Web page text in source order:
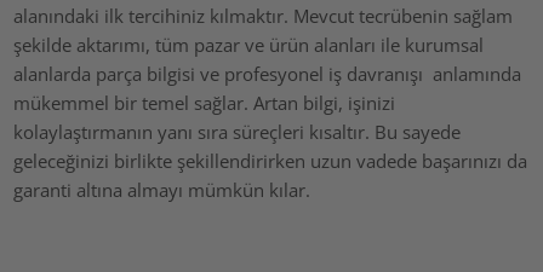
alanındaki ilk tercihiniz kılmaktır. Mevcut tecrübenin sağlam
şekilde aktarımı, tüm pazar ve ürün alanları ile kurumsal
alanlarda parça bilgisi ve profesyonel iş davranışı anlamında
mükemmel bir temel sağlar. Artan bilgi, işinizi
kolaylaştırmanın yanı sıra süreçleri kısaltır. Bu sayede
geleceğinizi birlikte şekillendirirken uzun vadede başarınızı da
garanti altına almayı mümkün kılar.